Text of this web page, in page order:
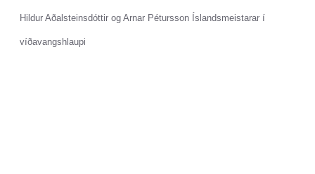
Hildur Aðalsteinsdóttir og Arnar Pétursson Íslandsmeistarar í
víðavangshlaupi